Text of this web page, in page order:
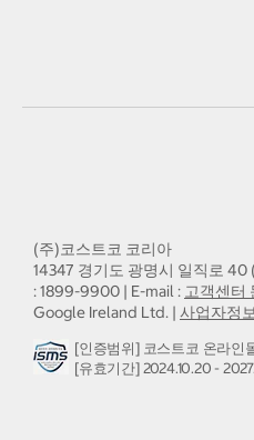
(주)코스트코 코리아
14347 경기도 광명시 일직로 40
: 1899-9900 | E-mail : 고객센터
Google Ireland Ltd. | 사업자정
[인증범위] 코스트코 온라인
[유효기간] 2024.10.20 -